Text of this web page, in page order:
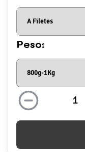
Peso: